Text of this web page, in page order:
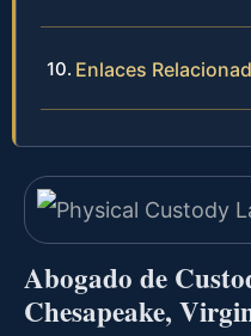
Enlaces
Abogado de
Chesapeake,